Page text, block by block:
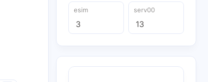
esim
3
serv00
13